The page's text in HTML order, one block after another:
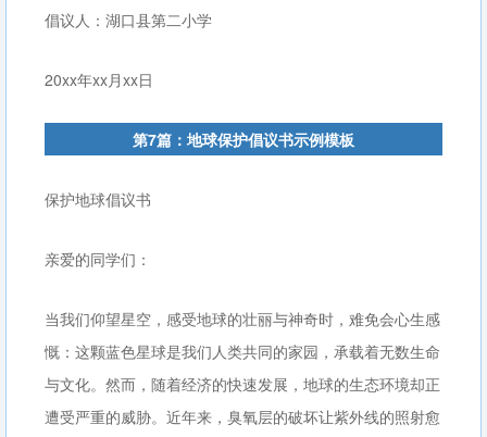
倡议人：湖口县第二小学
20xx年xx月xx日
第7篇：地球保护倡议书示例模板
保护地球倡议书
亲爱的同学们：
当我们仰望星空，感受地球的壮丽与神奇时，难免会心生感
慨：这颗蓝色星球是我们人类共同的家园，承载着无数生命
与文化。然而，随着经济的快速发展，地球的生态环境却正
遭受严重的威胁。近年来，臭氧层的破坏让紫外线的照射愈